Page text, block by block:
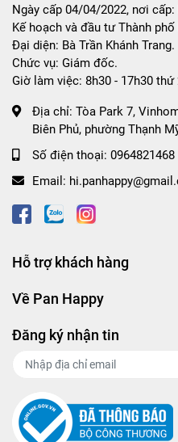
Ngày cấp 04/04/2022, nơi
Kế hoạch và đầu tư Thành
Đại diện: Bà Trần Khánh Trang.
Chức vụ: Giám đốc.
Giờ làm việc: 8h30 - 17h30 thứ
Địa chỉ: Tòa Park 7,
Biên Phủ, phường Thạnh
Số điện thoại: 0964821468
Email:
Hỗ trợ khách hàng
Về Pan Happy
Đăng ký nhận tin